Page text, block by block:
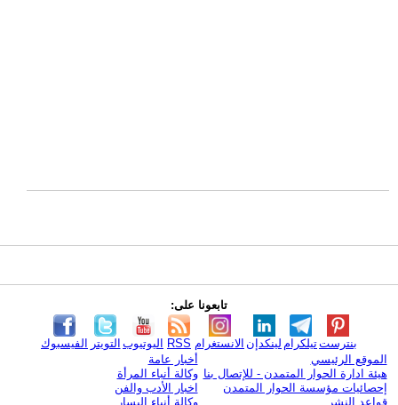
تابعونا على:
الفيسبوك التويتر اليوتيوب RSS الانستغرام لينكدإن تيلكرامبنترست
الموقع الرئيسي
هيئة ادارة الحوار المتمدن - للإتصال بنا
إحصائيات مؤسسة الحوار المتمدن
قواعد النشر
أخبار عامة
وكالة أنباء المرأة
اخبار الأدب والفن
وكالة أنباء اليسار